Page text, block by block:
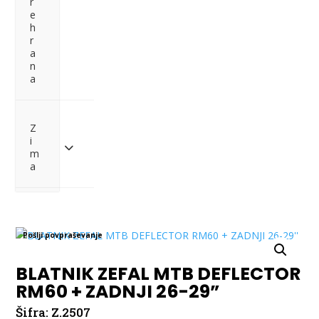
e
h
r
a
n
a
Z
i
m
a
Pošlji povpraševanje
BLATNIK ZEFAL MTB DEFLECTOR
RM60 + ZADNJI 26-29”
Šifra: Z.2507